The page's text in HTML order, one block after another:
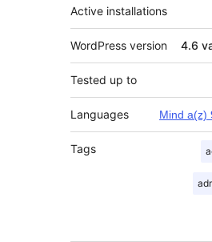
Active installations
WordPress version 4.6
Tested up to
Languages Mind a(z)
Tags